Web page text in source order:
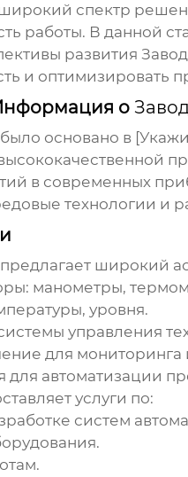
спектр
работы. В данной
развития
и оптимизировать
о
основано в
в современных
технологии и
широкий
манометры,
уровня.
управления
для мониторинга
автоматизации
услуги по:
систем